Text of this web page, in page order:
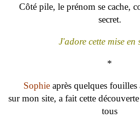
Côté pile, le prénom se cache,
secret.
J'adore cette mise en
*
Sophie après quelques
sur mon site, a fait cette
tous